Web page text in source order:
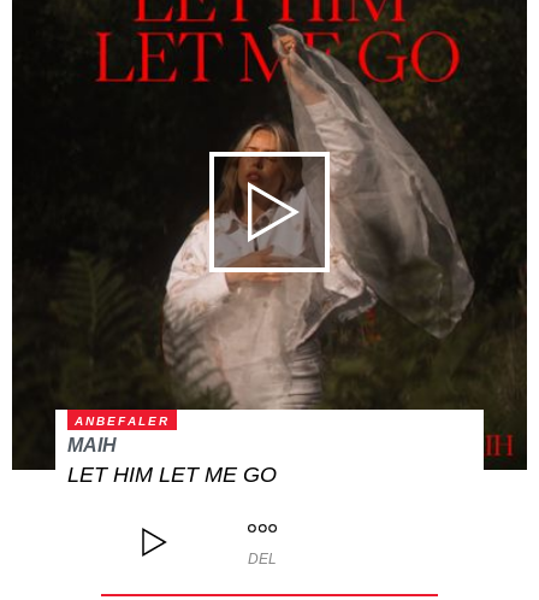
ANBEFALER
MAIH
LET HIM LET ME GO
DEL